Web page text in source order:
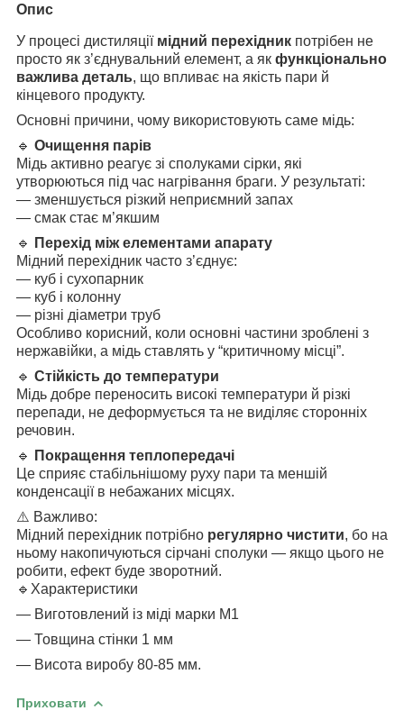
Опис
У процесі дистиляції мідний перехідник потрібен не
просто як з’єднувальний елемент, а як функціонально
важлива деталь, що впливає на якість пари й
кінцевого продукту.
Основні причини, чому використовують саме мідь:
🔹 Очищення парів
Мідь активно реагує зі сполуками сірки, які
утворюються під час нагрівання браги. У результаті:
— зменшується різкий неприємний запах
— смак стає м’якшим
🔹
Перехід між елементами апарату
Мідний перехідник часто з’єднує:
— куб і сухопарник
— куб і колонну
— різні діаметри труб
Особливо корисний, коли основні частини зроблені з
нержавійки, а мідь ставлять у “критичному місці”.
🔹 Стійкість до температури
Мідь добре переносить високі температури й різкі
перепади, не деформується та не виділяє сторонніх
речовин.
🔹
Покращення теплопередачі
Це сприяє стабільнішому руху пари та меншій
конденсації в небажаних місцях.
⚠️ Важливо:
Мідний перехідник потрібно регулярно чистити, бо на
ньому накопичуються сірчані сполуки — якщо цього не
робити, ефект буде зворотний.
🔹 Характеристики
— Виготовлений із міді марки М1
— Товщина стінки 1 мм
— Висота виробу 80-85 мм.
Приховати